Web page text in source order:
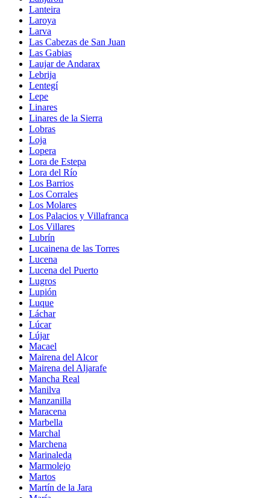
Lanteira
Laroya
Larva
Las Cabezas de San Juan
Las Gabias
Laujar de Andarax
Lebrija
Lentegí
Lepe
Linares
Linares de la Sierra
Lobras
Loja
Lopera
Lora de Estepa
Lora del Río
Los Barrios
Los Corrales
Los Molares
Los Palacios y Villafranca
Los Villares
Lubrín
Lucainena de las Torres
Lucena
Lucena del Puerto
Lugros
Lupión
Luque
Láchar
Lúcar
Lújar
Macael
Mairena del Alcor
Mairena del Aljarafe
Mancha Real
Manilva
Manzanilla
Maracena
Marbella
Marchal
Marchena
Marinaleda
Marmolejo
Martos
Martín de la Jara